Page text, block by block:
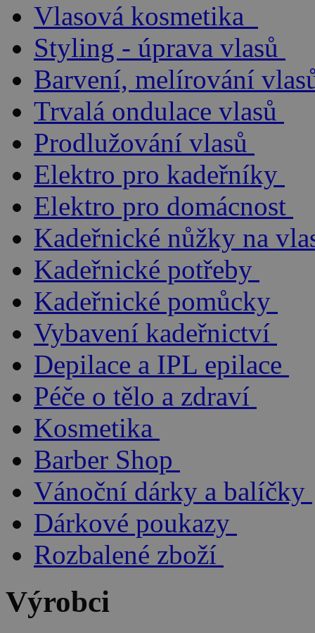
Vlasová kosmetika
Styling - úprava vlasů
Barvení, melírování
Trvalá ondulace vlasů
Prodlužování vlasů
Elektro pro kadeřníky
Elektro pro domácnost
Kadeřnické nůžky na
Kadeřnické potřeby
Kadeřnické pomůcky
Vybavení kadeřnictví
Depilace a IPL epilace
Péče o tělo a zdraví
Kosmetika
Barber Shop
Vánoční dárky a balíčky
Dárkové poukazy
Rozbalené zboží
Výrobci